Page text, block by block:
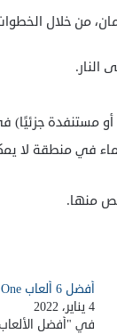
من خلال
النار.
أو مستنفدة جزئيًا)
في منطقة لا
منها.
أفضل 6 ألعاب Xbox One
4 يناير، 2022
في "أفضل
التدريب بالذكاء
المدربين
السياحة
قواعد اللعبة مع